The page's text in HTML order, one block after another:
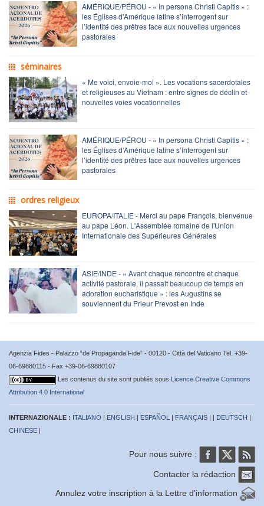
AMÉRIQUE/PÉROU - « In persona Christi Capitis » :
les Églises d’Amérique latine s’interrogent sur
l’identité des prêtres face aux nouvelles urgences
pastorales
séminaires
« Me voici, envoie-moi ». Les vocations sacerdotales
et religieuses au Vietnam : entre signes de déclin et
nouvelles voies vocationnelles
AMÉRIQUE/PÉROU - « In persona Christi Capitis » :
les Églises d’Amérique latine s’interrogent sur
l’identité des prêtres face aux nouvelles urgences
pastorales
ordres religieux
EUROPA/ITALIE - Merci au pape François, bienvenue
au pape Léon. L'Assemblée romaine de l'Union
Internationale des Supérieures Générales
ASIE/INDE - « Avant chaque rencontre et chaque
activité pastorale, il passait beaucoup de temps en
adoration eucharistique » : les Augustins se
souviennent du Prieur Prevost en Inde
Agenzia Fides - Palazzo “de Propaganda Fide” - 00120 - Città del Vaticano Tel. +39-
06-69880115 - Fax +39-06-69880107
Les contenus du site sont publiés sous Licence Creative Commons
Attribution 4.0 International
INTERNAZIONALE : ITALIANO | ENGLISH | ESPAÑOL | FRANÇAIS | | DEUTSCH |
CHINESE |
Pour nous suivre :
Contacter la rédaction
Annulez votre inscription à la Lettre d'information